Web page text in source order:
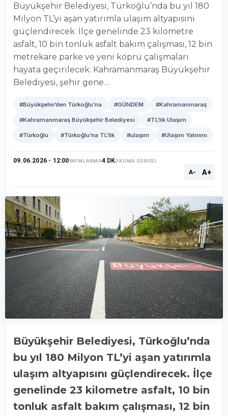
Büyükşehir Belediyesi, Türkoğlu’nda bu yıl 180
Milyon TL’yi aşan yatırımla ulaşım altyapısını
güçlendirecek. İlçe genelinde 23 kilometre
asfalt, 10 bin tonluk asfalt bakım çalışması, 12 bin
metrekare parke ve yeni köprü çalışmaları
hayata geçirilecek. Kahramanmaraş Büyükşehir
Belediyesi, şehir gene…
#Büyükşehir’den Türkoğlu’na #GÜNDEM #Kahramanmaraş
#Kahramanmaraş Büyükşehir Belediyesi #TL’lik Ulaşım
#Türkoğlu #Türkoğlu’na TL’lik #ulaşım #Ulaşım Yatırımı
09.06.2026 - 12:00YAYINLANMA4 DKOKUMA SÜRESİ
A- A+
Büyükşehir Belediyesi, Türkoğlu’nda
bu yıl 180 Milyon TL’yi aşan yatırımla
ulaşım altyapısını güçlendirecek. İlçe
genelinde 23 kilometre asfalt, 10 bin
tonluk asfalt bakım çalışması, 12 bin